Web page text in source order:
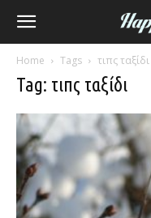
Home Tags τιπς ταξίδι
Tag: τιπς ταξίδι